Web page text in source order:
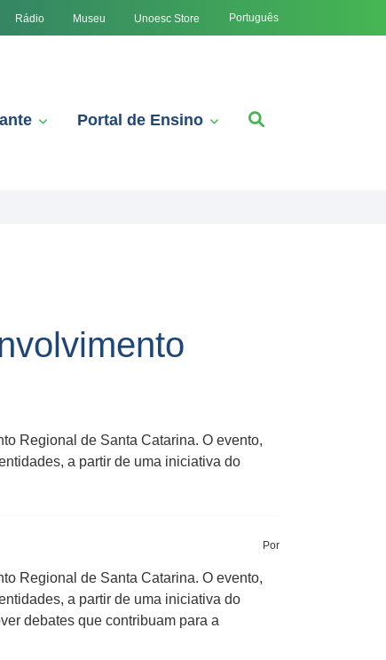
Rádio Museu Unoesc Store Português
Portal de Ensino
Regional de Santa Catarina. O evento,
a partir de uma iniciativa do
Por
Regional de Santa Catarina. O evento,
a partir de uma iniciativa do
debates que contribuam para a